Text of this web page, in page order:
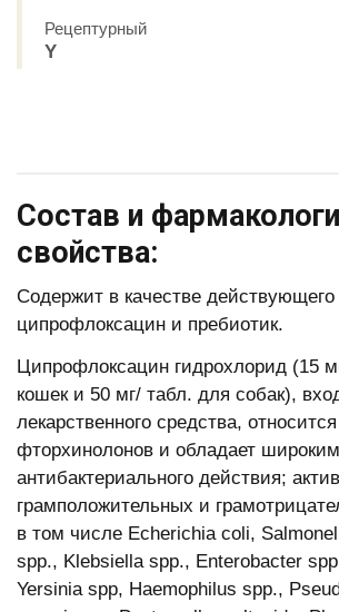
Рецептурный
Y
Состав и
свойства:
Содержит в качестве
ципрофлоксацин и пребиотик.
Ципрофлоксацин гидрохлорид (15
кошек и 50 мг/ табл. для собак),
лекарственного средства,
фторхинолонов и обладает
антибактериального действия;
грамположительных и
в том числе Echerichia coli,
spp., Klebsiella spp., Enterobacter
Yersinia spp, Haemophilus spp.,